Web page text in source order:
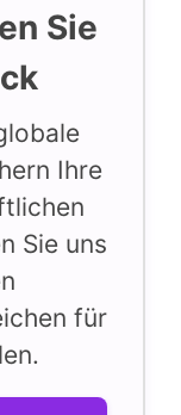
Sie
Ihre
Sie uns
für